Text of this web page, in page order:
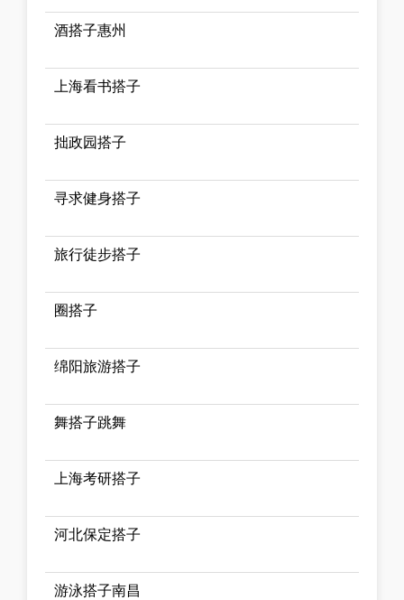
酒搭子惠州
上海看书搭子
拙政园搭子
寻求健身搭子
旅行徒步搭子
圈搭子
绵阳旅游搭子
舞搭子跳舞
上海考研搭子
河北保定搭子
游泳搭子南昌